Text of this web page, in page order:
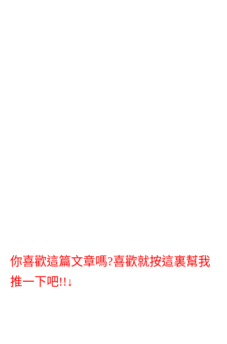
你喜歡這篇文章嗎?喜歡就按這裏幫我
推一下吧!!↓